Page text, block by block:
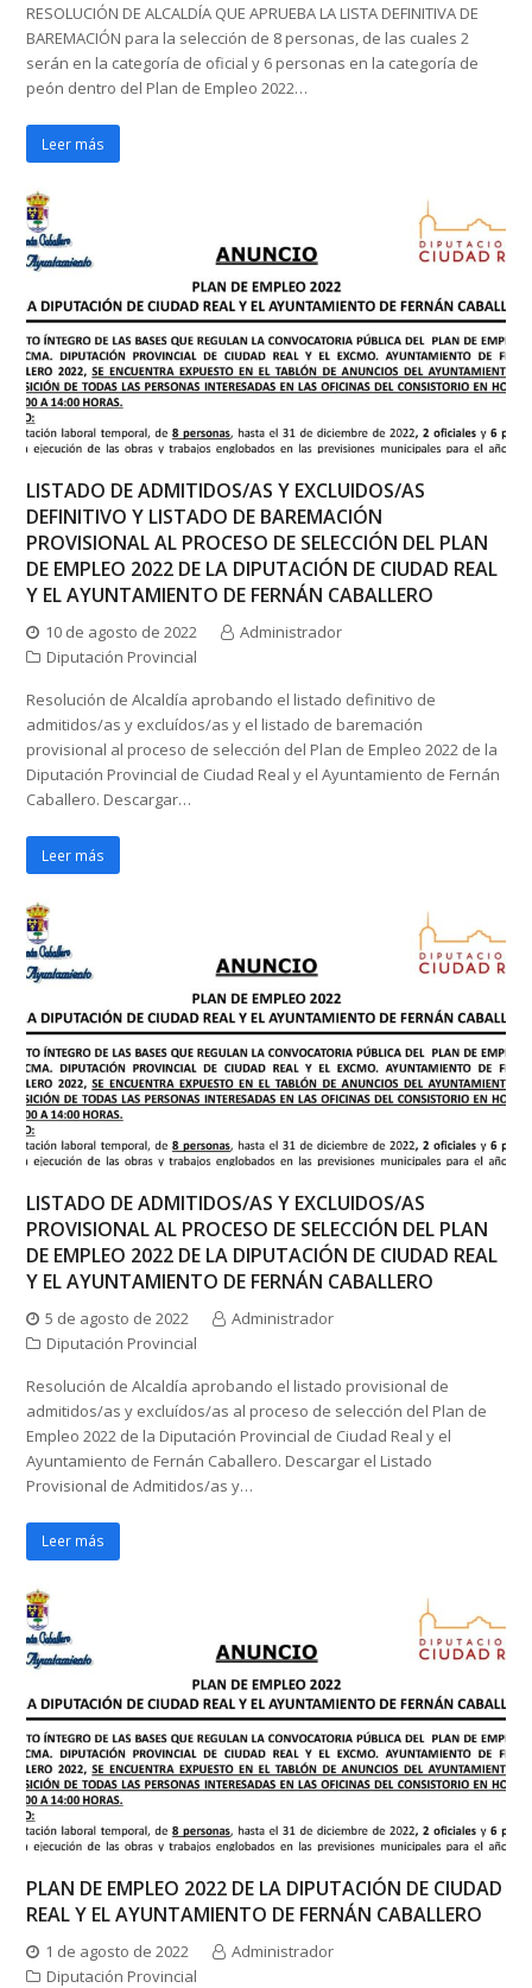
RESOLUCIÓN DE ALCALDÍA QUE APRUEBA LA LISTA DEFINITIVA DE
BAREMACIÓN para la selección de 8 personas, de las cuales 2
serán en la categoría de oficial y 6 personas en la categoría de
peón dentro del Plan de Empleo 2022…
Leer más
LISTADO DE ADMITIDOS/AS Y EXCLUIDOS/AS
DEFINITIVO Y LISTADO DE BAREMACIÓN
PROVISIONAL AL PROCESO DE SELECCIÓN DEL PLAN
DE EMPLEO 2022 DE LA DIPUTACIÓN DE CIUDAD REAL
Y EL AYUNTAMIENTO DE FERNÁN CABALLERO
10 de agosto de 2022
Administrador
Diputación Provincial
Resolución de Alcaldía aprobando el listado definitivo de
admitidos/as y excluídos/as y el listado de baremación
provisional al proceso de selección del Plan de Empleo 2022 de la
Diputación Provincial de Ciudad Real y el Ayuntamiento de Fernán
Caballero. Descargar…
Leer más
LISTADO DE ADMITIDOS/AS Y EXCLUIDOS/AS
PROVISIONAL AL PROCESO DE SELECCIÓN DEL PLAN
DE EMPLEO 2022 DE LA DIPUTACIÓN DE CIUDAD REAL
Y EL AYUNTAMIENTO DE FERNÁN CABALLERO
5 de agosto de 2022
Administrador
Diputación Provincial
Resolución de Alcaldía aprobando el listado provisional de
admitidos/as y excluídos/as al proceso de selección del Plan de
Empleo 2022 de la Diputación Provincial de Ciudad Real y el
Ayuntamiento de Fernán Caballero. Descargar el Listado
Provisional de Admitidos/as y…
Leer más
PLAN DE EMPLEO 2022 DE LA DIPUTACIÓN DE CIUDAD
REAL Y EL AYUNTAMIENTO DE FERNÁN CABALLERO
1 de agosto de 2022
Administrador
Diputación Provincial